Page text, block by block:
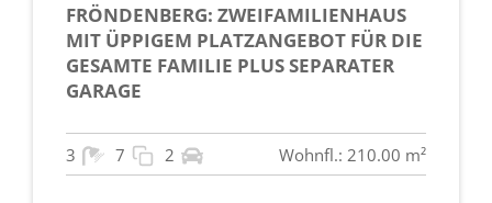
FRÖNDENBERG: ZWEIFAMILIENHAUS
MIT ÜPPIGEM PLATZANGEBOT FÜR DIE
GESAMTE FAMILIE PLUS SEPARATER
GARAGE
3 7 2 Wohnfl.: 210.00 m²